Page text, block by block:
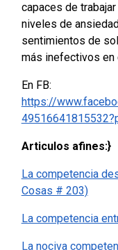
capaces de
niveles de
sentimientos de
más inefectivos en
En FB:
https://
Articulos afines:}
La competencia
Cosas # 203)
La competencia
La nociva